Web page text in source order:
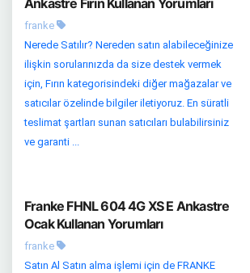
Ankastre Fırın Kullanan Yorumları
franke
Nerede Satılır? Nereden satın alabileceğinize
ilişkin sorularınızda da size destek vermek
için, Fırın kategorisindeki diğer mağazalar ve
satıcılar özelinde bilgiler iletiyoruz. En süratli
teslimat şartları sunan satıcıları bulabilirsiniz
ve garanti ...
Franke FHNL 604 4G XS E Ankastre
Ocak Kullanan Yorumları
franke
Satın Al Satın alma işlemi için de FRANKE